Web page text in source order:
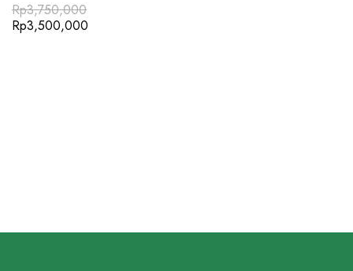
Rp3,750,000
Rp3,500,000